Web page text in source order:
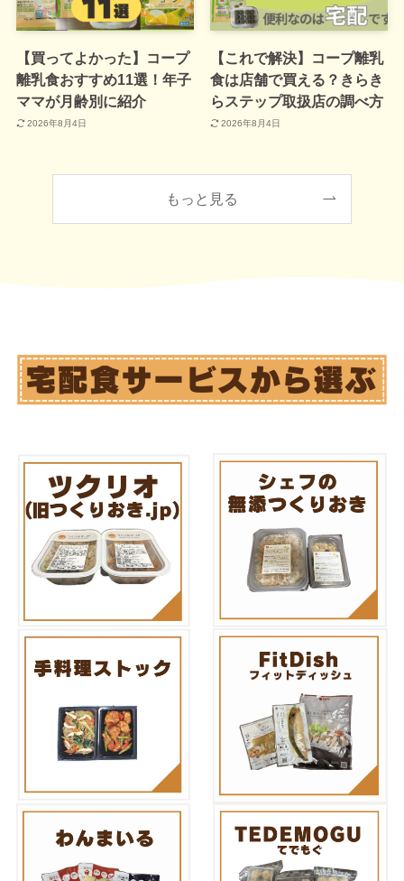
【買ってよかった】コープ
離乳食おすすめ11選！年子
ママが月齢別に紹介
2026年8月4日
【これで解決】コープ離乳
食は店舗で買える？きらき
らステップ取扱店の調べ方
2026年8月4日
もっと見る